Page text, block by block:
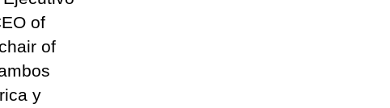
of
of
y